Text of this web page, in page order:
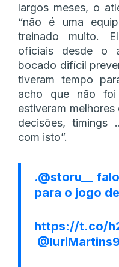
largos meses, o
“não é uma
treinado muito.
oficiais desde o
bocado difícil
tiveram tempo
acho que não foi
estiveram
decisões, timings
com isto”.
.@storu__
para o jogo
https://t.co/